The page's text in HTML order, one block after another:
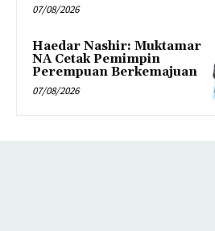
07/08/2026
Haedar Nashir: Muktamar
NA Cetak Pemimpin
Perempuan Berkemajuan
07/08/2026